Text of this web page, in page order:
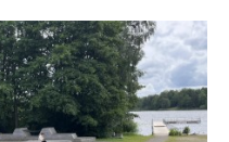
Stockholm, Sweden,